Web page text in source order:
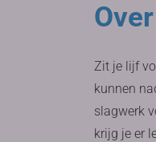
Zit je lijf
kunnen
slagwerk
krijg je er